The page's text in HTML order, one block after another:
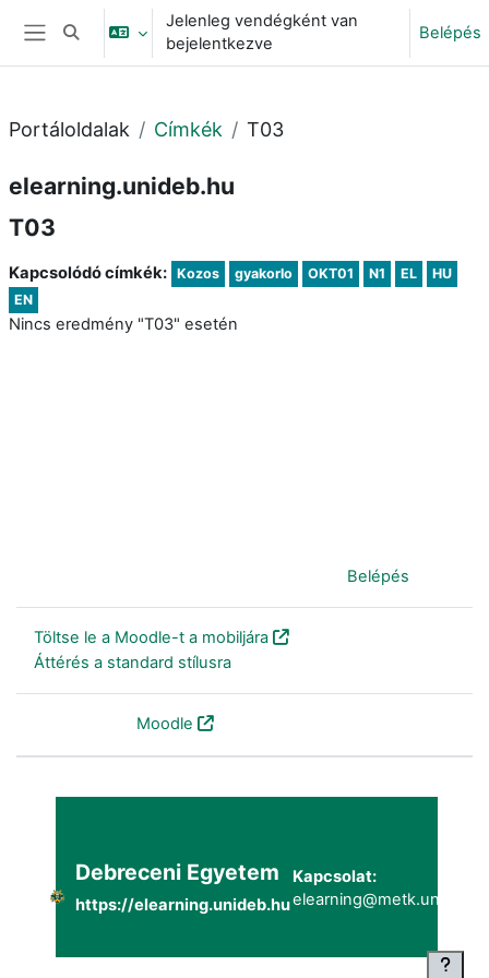
Tovább a fő tartalomhoz
Oldalpanel
Keresési bemeneti adatok váltása
Jelenleg vendégként van
bejelentkezve
Belépés
Portáloldalak Címkék T03
elearning.unideb.hu
T03
Kapcsolódó címkék: Kozos gyakorlo OKT01 N1 EL
HU
EN
Nincs eredmény "T03" esetén
Belépés
Töltse le a Moodle-t a mobiljára
Áttérés a standard stílusra
Moodle
Debreceni Egyetem
https://elearning.unideb.hu
Kapcsolat: